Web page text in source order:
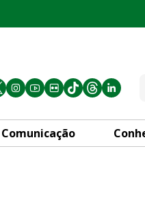
Comunicação